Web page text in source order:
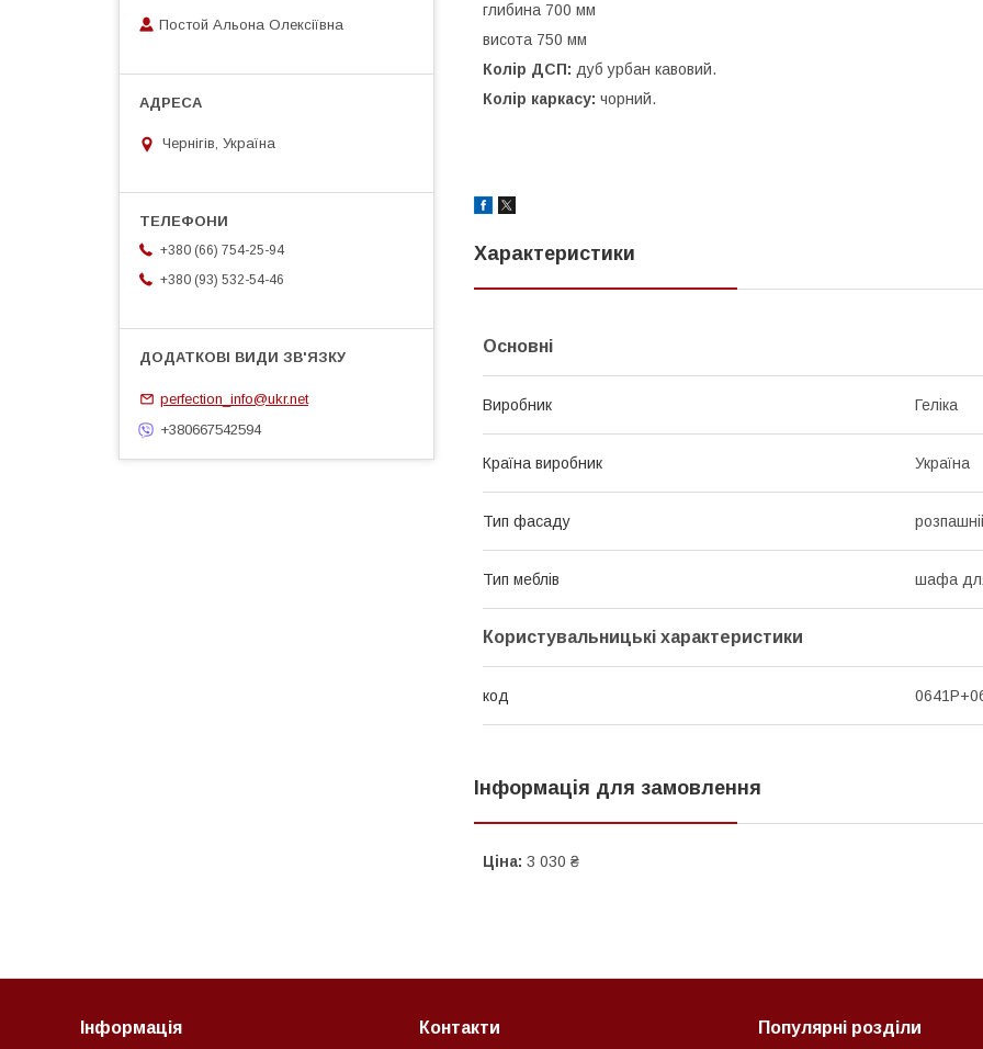
глибина 700 мм
висота 750 мм
Колір ДСП: дуб урбан кавовий.
Колір каркасу: чорний.
Характеристики
Основні
Виробник Геліка
Країна виробник Україна
Тип фасаду
Тип меблів шафа для
Користувальницькі характеристики
код
Інформація для замовлення
Ціна: 3 030 ₴
Постой Альона Олексіївна
Чернігів, Україна
+380 (66) 754-25-94
+380 (93) 532-54-46
perfection_info@ukr.net
+380667542594
Інформація Контакти Популярні розділи